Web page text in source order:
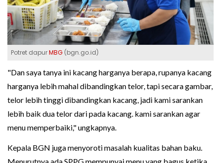
Potret dapurMBG (bgn.go.id)
"Dan saya tanya ini kacang harganya berapa, rupanya kacang
harganya lebih mahal dibandingkan telor, tapi secara gambar,
telor lebih tinggi dibandingkan kacang, jadi kami sarankan
lebih baik dua telor dari pada kacang. kami sarankan agar
menu memperbaiki," ungkapnya.
Kepala BGN juga menyoroti masalah kualitas bahan baku.
Menurutnya ada SPPG mempunyai menu yang bagus ketika